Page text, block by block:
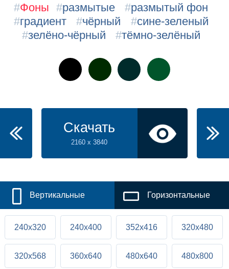
#Фоны #размытые #размытый фон
#градиент #чёрный #сине-зеленый
#зелёно-чёрный #тёмно-зелёный
Скачать
2160 x 3840
Вертикальные Горизонтальные
240x320 240x400 352x416 320x480
320x568 360x640 480x640 480x800